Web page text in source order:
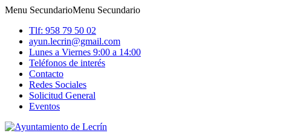
Menu SecundarioMenu Secundario
Tlf: 958 79 50 02
ayun.lecrin@gmail.com
Lunes a Viernes 9:00 a 14:00
Teléfonos de interés
Contacto
Redes Sociales
Solicitud General
Eventos